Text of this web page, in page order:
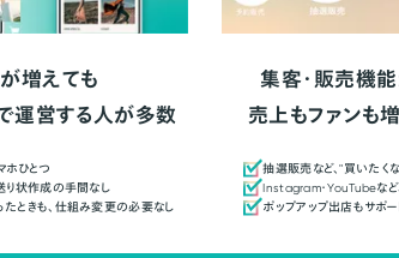
増えても
運営する人が多数
ホひとつ
り状作成の手間なし
ときも、仕組み変更の必要なし
集客・販売機
売上もファンも
抽選販売など、"買いたく
Instagram・YouTubeなど
ポップアップ出店もサポー